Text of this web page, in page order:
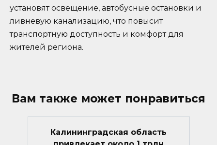
установят освещение, автобусные остановки и
ливневую канализацию, что повысит
транспортную доступность и комфорт для
жителей региона.
Вам также может понравиться
Калининградская область